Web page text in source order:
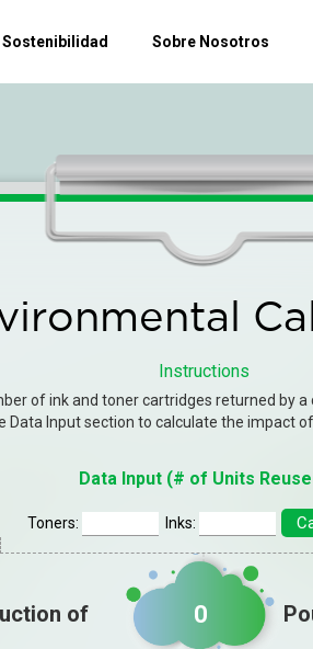
Sostenibilidad Sobre Nosotros